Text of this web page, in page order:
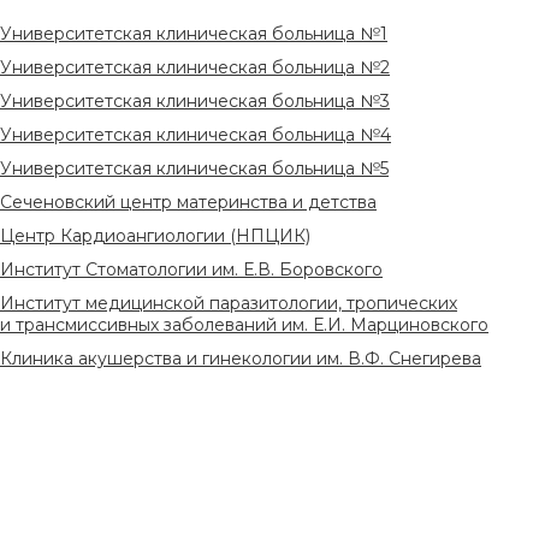
Университетская клиническая больница №1
Университетская клиническая больница №2
Университетская клиническая больница №3
Университетская клиническая больница №4
Университетская клиническая больница №5
Сеченовский центр материнства и детства
Центр Кардиоангиологии (НПЦИК)
Институт Стоматологии им. Е.В. Боровского
Институт медицинской паразитологии, тропических
и трансмиссивных заболеваний им. Е.И. Марциновского
Клиника акушерства и гинекологии им. В.Ф. Снегирева